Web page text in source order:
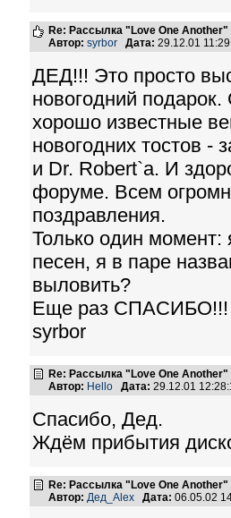
Re: Рассылка "Love One Another"
Автор: syrbor Дата: 29.12.01
ДЕД!!! Это просто
новогодний
хорошо известные
новогодних тостов -
и Dr. Robert`а. И
форуме. Всем
поздравления.
Только один момент:
песен, я в паре
выловить?
Еще раз СПАСИБО!!!
syrbor
Re: Рассылка "Love One Another"
Автор: Hello Дата: 29.12.01
Спасибо, Дед.
Ждём прибытия
Re: Рассылка "Love One Another"
Автор: Дед_Alex Дата: 06.05.02